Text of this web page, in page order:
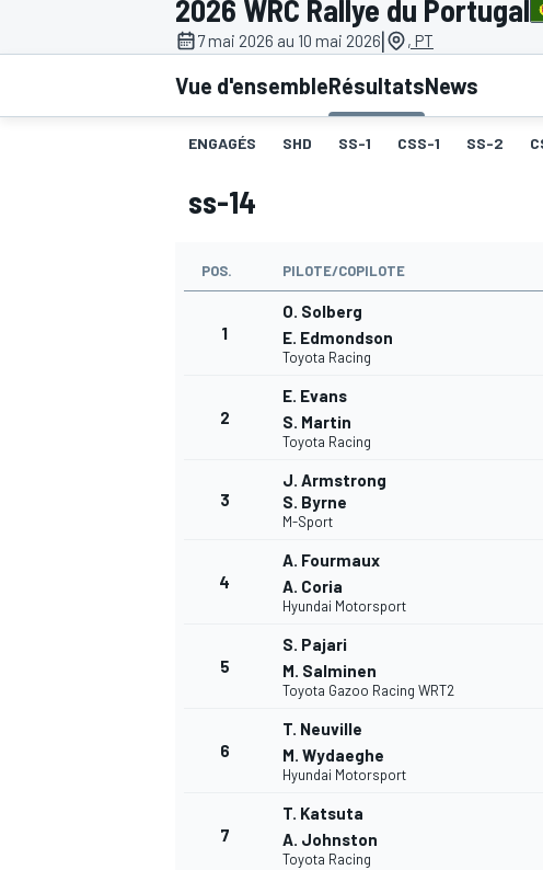
2026 WRC Rallye du Portugal
7 mai 2026 au 10 mai 2026| , PT
Vue d'ensembleRésultatsNews
ENGAGÉS SHD SS-1 CSS-1 SS-2
ss-14
POS. PILOTE/COPILOTE
1
O. Solberg
E. Edmondson
Toyota Racing
2
E. Evans
S. Martin
Toyota Racing
3
J. Armstrong
S. Byrne
M-Sport
4
A. Fourmaux
A. Coria
Hyundai Motorsport
5
S. Pajari
M. Salminen
Toyota Gazoo Racing WRT2
6
T. Neuville
M. Wydaeghe
Hyundai Motorsport
7
T. Katsuta
A. Johnston
Toyota Racing